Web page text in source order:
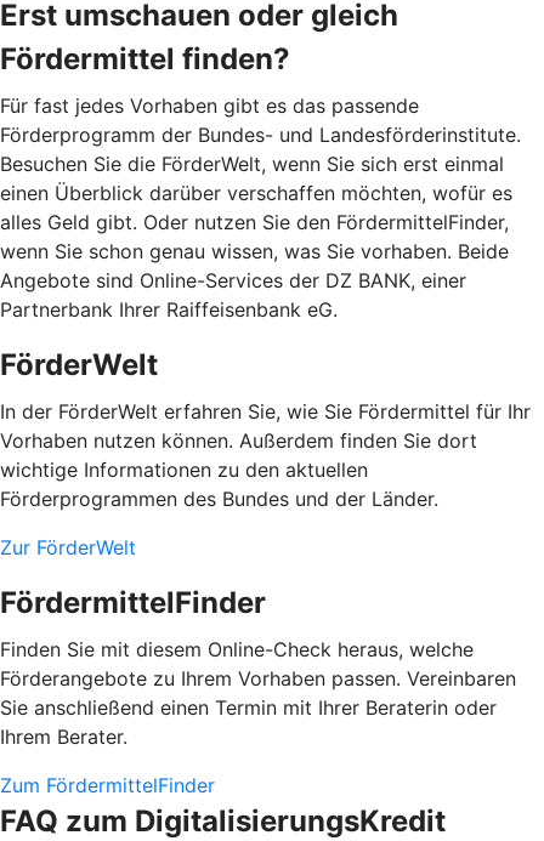
Erst umschauen oder gleich
Fördermittel finden?
Für fast jedes Vorhaben gibt es das passende
Förderprogramm der Bundes- und Landesförderinstitute.
Besuchen Sie die FörderWelt, wenn Sie sich erst einmal
einen Überblick darüber verschaffen möchten, wofür es
alles Geld gibt. Oder nutzen Sie den FördermittelFinder,
wenn Sie schon genau wissen, was Sie vorhaben. Beide
Angebote sind Online-Services der DZ BANK, einer
Partnerbank Ihrer Raiffeisenbank eG.
FörderWelt
In der FörderWelt erfahren Sie, wie Sie Fördermittel für Ihr
Vorhaben nutzen können. Außerdem finden Sie dort
wichtige Informationen zu den aktuellen
Förderprogrammen des Bundes und der Länder.
Zur FörderWelt
FördermittelFinder
Finden Sie mit diesem Online-Check heraus, welche
Förderangebote zu Ihrem Vorhaben passen. Vereinbaren
Sie anschließend einen Termin mit Ihrer Beraterin oder
Ihrem Berater.
Zum FördermittelFinder
FAQ zum DigitalisierungsKredit